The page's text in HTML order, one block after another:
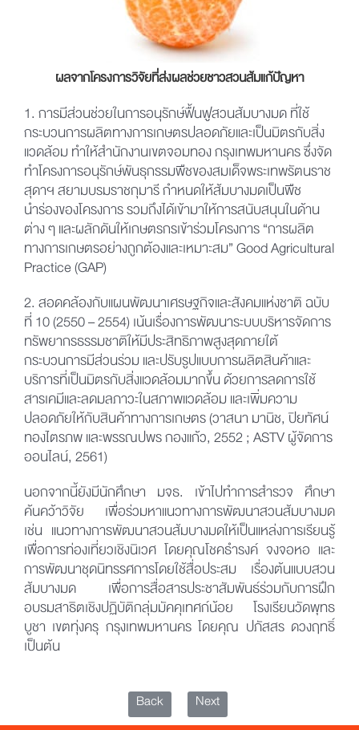
ผลจากโครงการวิจัยที่ส่งผลช่วยชาวสวนส้มแก้ปัญหา
1. การมีส่วนช่วยในการอนุรักษ์ฟื้นฟูสวนส้มบางมด ที่ใช้
กระบวนการผลิตทางการเกษตรปลอดภัยและเป็นมิตรกับสิ่ง
แวดล้อม ทำให้สำนักงานเขตจอมทอง กรุงเทพมหานคร ซึ่งจัด
ทำโครงการอนุรักษ์พันธุกรรมพืชของสมเด็จพระเทพรัตนราช
สุดาฯ สยามบรมราชกุมารี กำหนดให้ส้มบางมดเป็นพืช
นำร่องของโครงการ รวมถึงได้เข้ามาให้การสนับสนุนในด้าน
ต่าง ๆ และผลักดันให้เกษตรกรเข้าร่วมโครงการ “การผลิต
ทางการเกษตรอย่างถูกต้องและเหมาะสม” Good Agricultural
Practice (GAP)
2. สอดคล้องกับแผนพัฒนาเศรษฐกิจและสังคมแห่งชาติ ฉบับ
ที่ 10 (2550 – 2554) เน้นเรื่องการพัฒนาระบบบริหารจัดการ
ทรัพยากรธรรมชาติให้มีประสิทธิภาพสูงสุดภายใต้
กระบวนการมีส่วนร่วม และปรับรูปแบบการผลิตสินค้าและ
บริการที่เป็นมิตรกับสิ่งแวดล้อมมากขึ้น ด้วยการลดการใช้
สารเคมีและลดมลภาวะในสภาพแวดล้อม และเพิ่มความ
ปลอดภัยให้กับสินค้าทางการเกษตร (วาสนา มานิช, ปิยทัศน์
ทองไตรภพ และพรรณปพร กองแก้ว, 2552 ; ASTV ผู้จัดการ
ออนไลน์, 2561)
นอกจากนี้ยังมีนักศึกษา มจธ. เข้าไปทำการสำรวจ ศึกษา
ค้นคว้าวิจัย เพื่อร่วมหาแนวทางการพัฒนาสวนส้มบางมด
เช่น แนวทางการพัฒนาสวนส้มบางมดให้เป็นแหล่งการเรียนรู้
เพื่อการท่องเที่ยวเชิงนิเวศ โดยคุณโชคธำรงค์ จงจอหอ และ
การพัฒนาชุดนิทรรศการโดยใช้สื่อประสม เรื่องต้นแบบสวน
ส้มบางมด เพื่อการสื่อสารประชาสัมพันธ์ร่วมกับการฝึก
อบรมสาธิตเชิงปฏิบัติกลุ่มมัคคุเทศก์น้อย โรงเรียนวัดพุทธ
บูชา เขตทุ่งครุ กรุงเทพมหานคร โดยคุณ ปภัสสร ดวงฤทธิ์
เป็นต้น
Back Next